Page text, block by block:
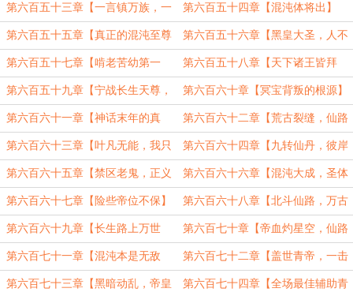
开天】 源神】
第六百五十三章【一言镇万族，一
旨压宇宙】
第六百五十四章【混沌体将出】
第六百五十五章【真正的混沌至尊
——叶仙】
第六百五十六章【黑皇大圣，人不
如狗】
第六百五十七章【啃老苦幼第一
人】
第六百五十八章【天下诸王皆拜
我】
第六百五十九章【宁战长生天尊，
永不见混沌体！】
第六百六十章【冥宝背叛的根源】
第六百六十一章【神话末年的真
相】
第六百六十二章【荒古裂缝，仙路
初开】
第六百六十三章【叶凡无能，我只
能亲自出山】
第六百六十四章【九转仙丹，彼岸
神通】（三章合一）
第六百六十五章【禁区老鬼，正义
切割】
第六百六十六章【混沌大成，圣体
大成】
第六百六十七章【险些帝位不保】 第六百六十八章【北斗仙路，万古
诸帝】
第六百六十九章【长生路上万世
战】
第六百七十章【帝血灼星空，仙路
话永恒】
第六百七十一章【混沌本是无敌
法，何须再借成仙路】
第六百七十二章【盖世青帝，一击
惊仙】
第六百七十三章【黑暗动乱，帝皇 第六百七十四章【全场最佳辅助青